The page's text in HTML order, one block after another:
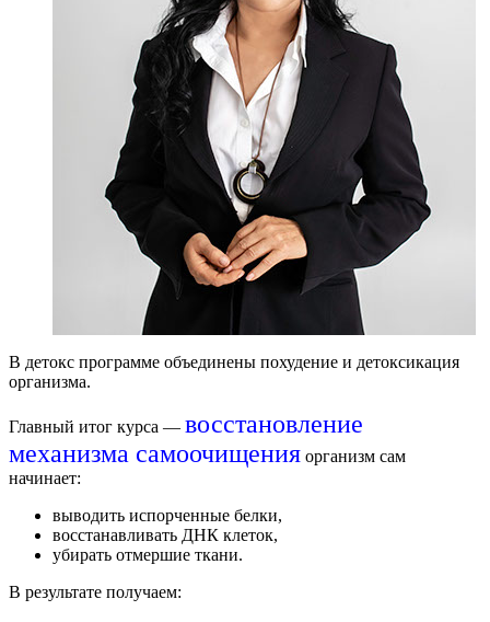
В детокс программе объединены похудение и детоксикация
организма.
Главный итог курса — восстановление
механизма самоочищения организм сам
начинает:
выводить испорченные белки,
восстанавливать ДНК клеток,
убирать отмершие ткани.
В результате получаем: